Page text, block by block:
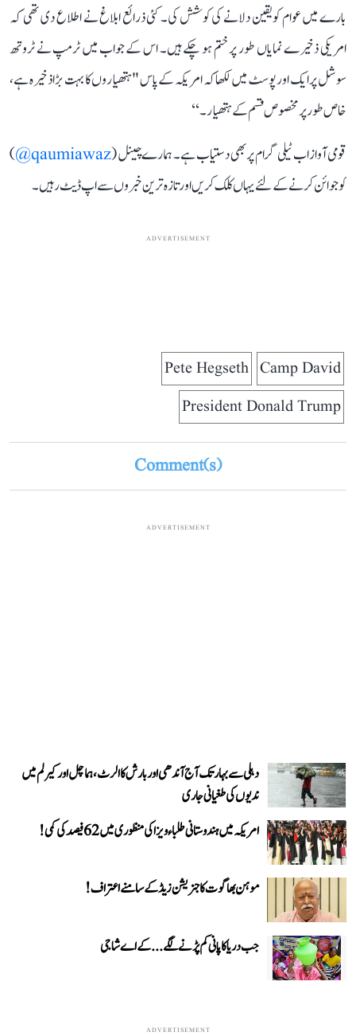
بارے میں عوام کو یقین دلانے کی کوشش کی۔ کئی ذرائع ابلاغ نے اطلاع دی تھی کہ
امریکی ذخیرے نمایاں طور پر ختم ہو چکے ہیں۔ اس کے جواب میں ٹرمپ نے ٹروتھ
سوشل پر ایک اور پوسٹ میں لکھا کہ امریکہ کے پاس "ہتھیاروں کا بہت بڑا ذخیرہ ہے،
خاص طور پر مخصوص قسم کے ہتھیار۔‘‘
قومی آواز اب ٹیلی گرام پر بھی دستیاب ہے۔ ہمارے چینل (qaumiawaz@
)
کو جوائن کرنے کے لئے یہاں کلک کریں اور تازہ ترین خبروں سے اپ ڈیٹ رہیں۔
ADVERTISEMENT
Camp David
Pete Hegseth
President Donald Trump
Comment(s)
ADVERTISEMENT
دہلی سے بہار تک آج آندھی اور بارش کا الرٹ، ہماچل اور کیرلم میں
ندیوں کی طغیانی جاری
امریکہ میں ہندوستانی طلباء ویزا کی منظوری میں 62 فیصد کی کمی!
موہن بھاگوت کا جنریشن زیڈ کے سامنے اعتراف!
جب دریا کا پانی کم پڑنے لگے...کے اے شاجی
ADVERTISEMENT